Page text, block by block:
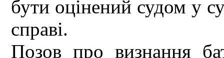
бути оцінений судом у
справі.
Позов про визнання